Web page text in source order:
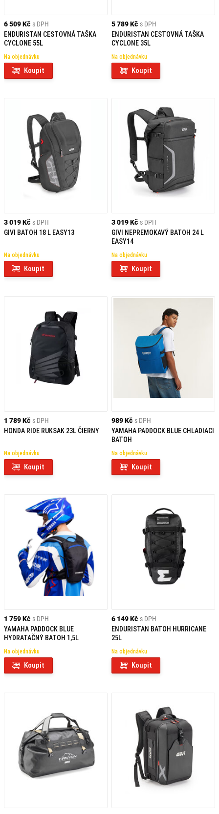
6 509 Kč s DPH
ENDURISTAN CESTOVNÁ TAŠKA
CYCLONE 55L
Na objednávku
Koupit
5 789 Kč s DPH
ENDURISTAN CESTOVNÁ TAŠKA
CYCLONE 35L
Na objednávku
Koupit
3 019 Kč s DPH
GIVI BATOH 18 L EASY13
Na objednávku
Koupit
3 019 Kč s DPH
GIVI NEPREMOKAVÝ BATOH 24 L
EASY14
Na objednávku
Koupit
1 789 Kč s DPH
HONDA RIDE RUKSAK 23L ČIERNY
Na objednávku
Koupit
989 Kč s DPH
YAMAHA PADDOCK BLUE CHLADIACI
BATOH
Na objednávku
Koupit
1 759 Kč s DPH
YAMAHA PADDOCK BLUE
HYDRATAČNÝ BATOH 1,5L
Na objednávku
Koupit
6 149 Kč s DPH
ENDURISTAN BATOH HURRICANE
25L
Na objednávku
Koupit